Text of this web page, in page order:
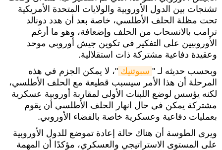
تشنجات بين الدول الأوروبية والولايات المتحدة الأمريكية
تحت مظلة الحلف الأطلسي، خاصة بعد أن هدد دونالد
ترامب بالانسحاب من الحلف وإضعافة، وهو ما أرغم
الأوروبيين على التفكير في تكوين جيش أوروبي موحد
وعقيدة دفاعية مشتركة ذات استقلالية.
وبحسب حديثه لـ " سبوتنيك "، لا يمكن الجزم في هذه
المرحلة أن هذا الأمر سيسبب قطيعة مع الحلف الأطلسي،
لكنه يؤسس لوضع اللبنات الأولى لمقاربة أوروبية عسكرية
مشتركة يمكن في حال انهار الحلف الأطلسي أن يقوم
بعمليات دفاعية وعسكرية خاصة بالفضاء الأوروبي.
ويرى الطوسة أن هناك حالة إعادة تموضع للدول الأوروبية
على المستوى الاستراتيجي والعسكري، مؤكدًا أن المهمة